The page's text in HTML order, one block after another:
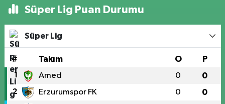
Süper Lig Puan Durumu
Süper Lig
# Takım O P
1 Amed 0 0
2 Erzurumspor FK 0 0